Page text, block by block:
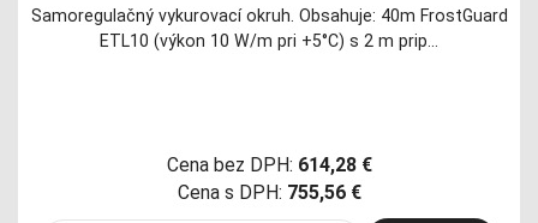
Samoregulačný vykurovací okruh. Obsahuje: 40m FrostGuard
ETL10 (výkon 10 W/m pri +5°C) s 2 m prip…
Cena bez DPH: 614,28 €
Cena s DPH: 755,56 €